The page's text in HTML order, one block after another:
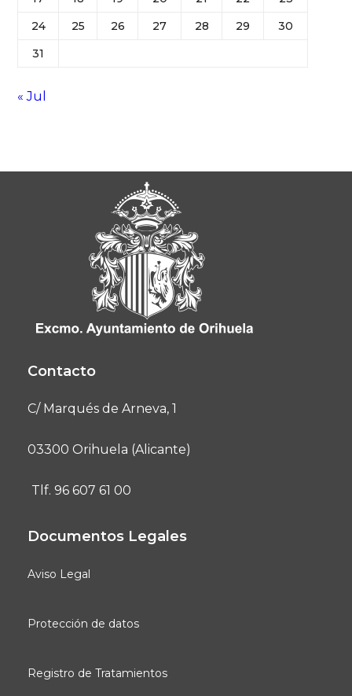
24
25 26 27 28 29
30
31
« Jul
Contacto
C/ Marqués de Arneva, 1
03300 Orihuela (Alicante)
Tlf. 96 607 61 00
Documentos Legales
Aviso Legal
Protección de datos
Registro de Tratamientos